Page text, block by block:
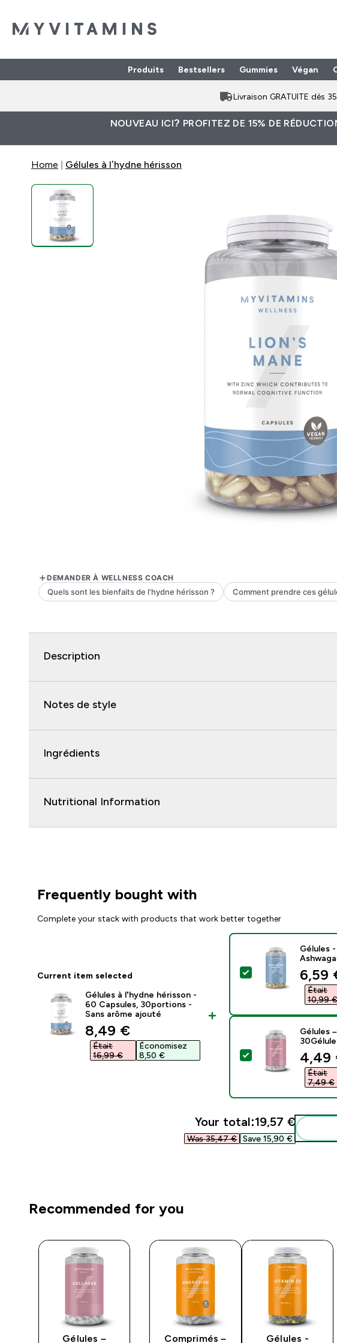
Produits Enter Produits submenu
Bestsellers Gummies Végan
Livraison GRATUITE dès
NOUVEAU ICI? PROFITEZ DE 15% DE
Home Gélules à l’hydne hérisson
Description
Notes de style
Ingrédients
Nutritional Information
Frequently bought with
Complete your stack with products that work better together
Current item selected
Gélules à l’hydne hérisson -
60 Capsules, 30portions -
Sans arôme ajouté
discounted price
8,49 €‎
Était
16,99 €‎
Économisez
8,50 €‎
Select this
Gélules
6,59
Était
10,99 €‎
Select this product
Gélules
4,49
Était
7,49 €‎
Your total:19,57 €‎
Was 35,47 €‎ Save 15,90 €‎
Recommended for you
Gélules –
Comprimés –
Gélules -